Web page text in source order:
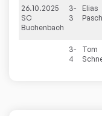
26.10.2025
SC
Buchenbach
3-
3
Elias
3-
4
Tom